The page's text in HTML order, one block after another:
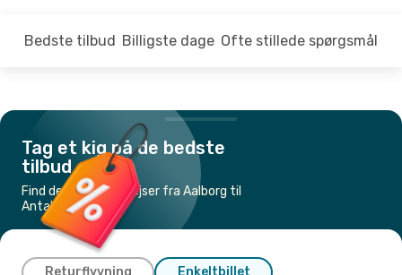
Bedste tilbud Billigste dage Ofte stillede spørgsmål
Tag et kig på de bedste
tilbud
Find de billigste flyrejser fra Aalborg til
Antalya
Returflyvning Enkeltbillet